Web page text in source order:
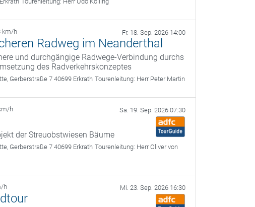
km/h Fr. 18. Sep. 2026 14:00
Radweg im Neanderthal
und durchgängige Radwege-Verbindung durchs
des Radverkehrskonzeptes
Gerberstraße 7 40699 Erkrath Tourenleitung: Herr Peter Martin
h Sa. 19. Sep. 2026 07:30
der Streuobstwiesen Bäume
Gerberstraße 7 40699 Erkrath Tourenleitung: Herr Oliver von
h Mi. 23. Sep. 2026 16:30